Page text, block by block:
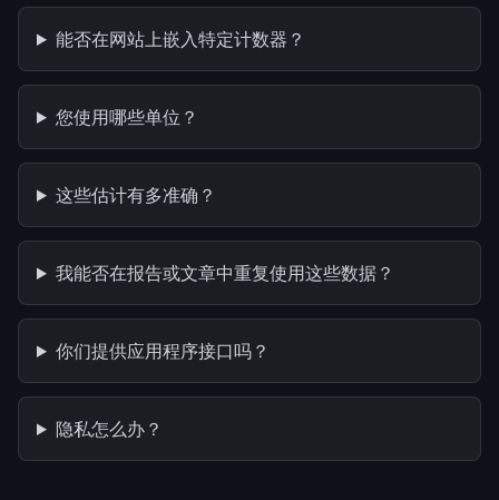
能否在网站上嵌入特定计数器？
您使用哪些单位？
这些估计有多准确？
我能否在报告或文章中重复使用这些数据？
你们提供应用程序接口吗？
隐私怎么办？